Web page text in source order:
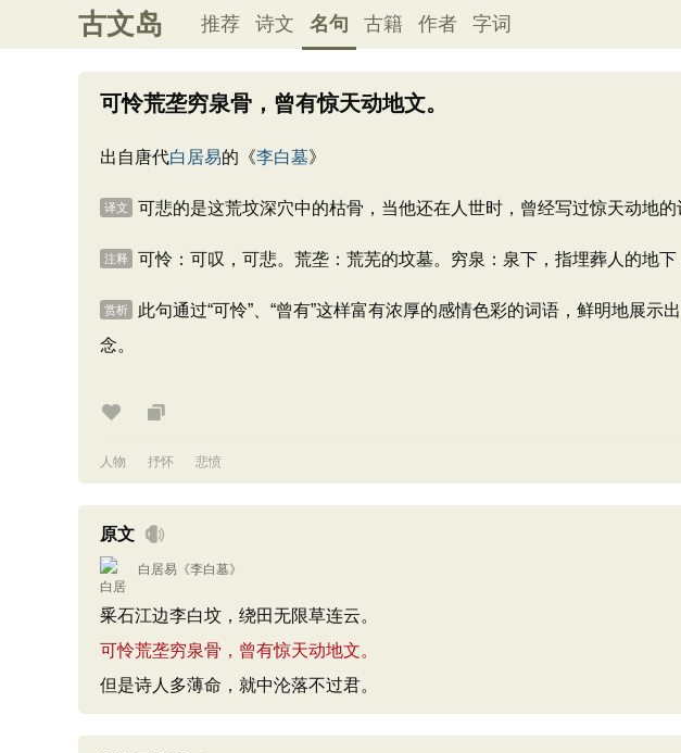
古文岛 推荐 诗文 名句 古籍 作者 字词
可怜荒垄穷泉骨，曾有惊天动地文。
出自唐代白居易的《李白墓》
译文 可悲的是这荒坟深穴中的枯骨，当他还在人世时，曾经写过惊天动地的
注释 可怜：可叹，可悲。荒垄：荒芜的坟墓。穷泉：泉下，指埋葬人的地
赏析
此句通过“可怜”、“曾有”这样富有浓厚的感情色彩的词语，鲜明地展
念。
人物 抒怀 悲愤
原文
白居易 《李白墓》
采石江边李白坟，绕田无限草连云。
可怜荒垄穷泉骨，曾有惊天动地文。
但是诗人多薄命，就中沦落不过君。